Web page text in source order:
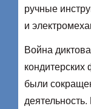
ручные
и
Война
были